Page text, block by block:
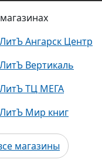
Ангарск Центр
Вертикаль
ТЦ МЕГА
Мир книг
магазины